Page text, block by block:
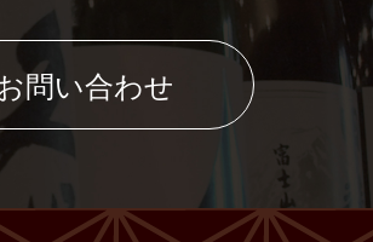
問い合わせ